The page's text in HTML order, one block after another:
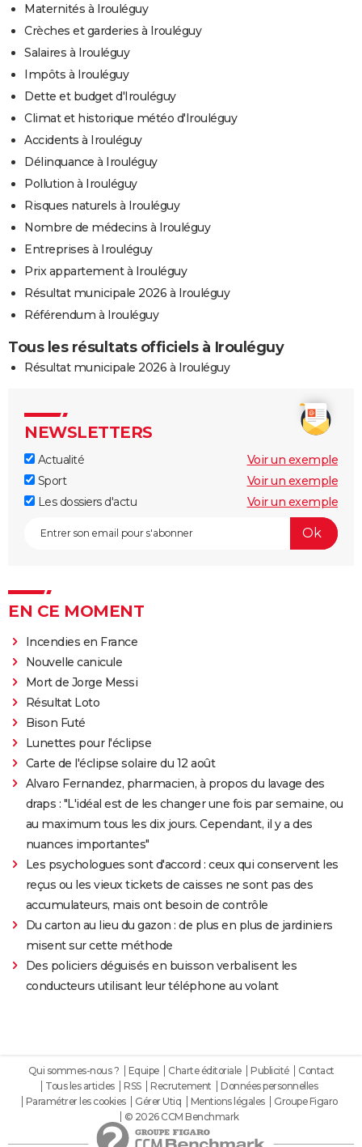
Maternités à Irouléguy
Crèches et garderies à Irouléguy
Salaires à Irouléguy
Impôts à Irouléguy
Dette et budget d'Irouléguy
Climat et historique météo d'Irouléguy
Accidents à Irouléguy
Délinquance à Irouléguy
Pollution à Irouléguy
Risques naturels à Irouléguy
Nombre de médecins à Irouléguy
Entreprises à Irouléguy
Prix appartement à Irouléguy
Résultat municipale 2026 à Irouléguy
Référendum à Irouléguy
Tous les résultats officiels à Irouléguy
Résultat municipale 2026 à Irouléguy
NEWSLETTERS
Actualité
Voir un exemple
Sport
Voir un exemple
Les dossiers d'actu
Voir un exemple
EN CE MOMENT
Incendies en France
Nouvelle canicule
Mort de Jorge Messi
Résultat Loto
Bison Futé
Lunettes pour l'éclipse
Carte de l'éclipse solaire du 12 août
Alvaro Fernandez, pharmacien, à propos du lavage des
draps : "L'idéal est de les changer une fois par semaine, ou
au maximum tous les dix jours. Cependant, il y a des
nuances importantes"
Les psychologues sont d'accord : ceux qui conservent les
reçus ou les vieux tickets de caisses ne sont pas des
accumulateurs, mais ont besoin de contrôle
Du carton au lieu du gazon : de plus en plus de jardiniers
misent sur cette méthode
Des policiers déguisés en buisson verbalisent les
conducteurs utilisant leur téléphone au volant
Qui sommes-nous ? Equipe Charte éditoriale Publicité
Contact
Tous les articles
RSS Recrutement
Données personnelles
Paramétrer les cookies
Gérer Utiq Mentions légales
Groupe Figaro
© 2026 CCM Benchmark